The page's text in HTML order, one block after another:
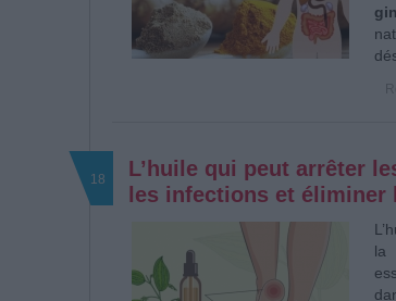
L’huile qui peut arrêter
les infections et
18
la